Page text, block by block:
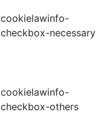
cookielawinfo-
checkbox-necessary
cookielawinfo-
checkbox-others